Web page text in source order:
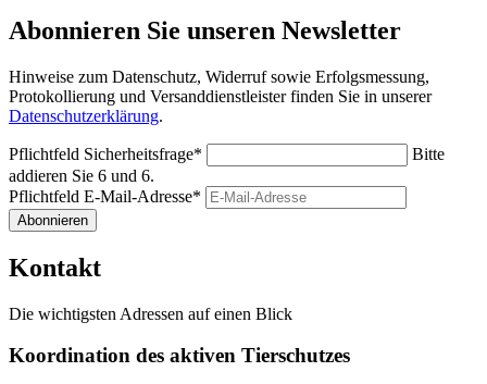
Abonnieren Sie unseren Newsletter
Hinweise zum Datenschutz, Widerruf sowie Erfolgsmessung,
Protokollierung und Versanddienstleister finden Sie in unserer
Datenschutzerklärung.
Pflichtfeld Sicherheitsfrage*
Bitte
addieren Sie 6 und 6.
Pflichtfeld E-Mail-Adresse*
Abonnieren
Kontakt
Die wichtigsten Adressen auf einen Blick
Koordination des aktiven Tierschutzes